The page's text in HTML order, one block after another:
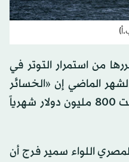
من استمرار التوتر في
الماضي إن «الخسائر
في إيرادات قناة السويس بلغت 800 مليون دولار شهرياً
اللواء سمير فرج أن